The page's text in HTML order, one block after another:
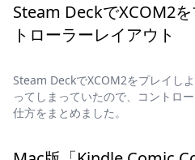
Steam DeckでXCOM2
トローラーレイアウト
Steam DeckでXCOM2をプレイし
ってしまっていたので、コントロ
仕方をまとめました。